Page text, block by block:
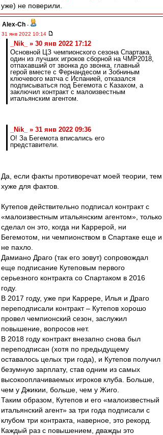
уже) не поверили.
Alex-Ch -
31 янв 2022 10:14
_Nik_ » 30 янв 2022 17:12
Основной ЦЗ чемпионского сезона Спартака,
один из лучших игроков сборной на ЧМР2018,
отпахавший от звонка до звонка, главный
герой вместе с Фернандесом и Зобниным
ключевого матча с Испанией, отказался
подписываться под Бегемота с Казахом, а
заключил контракт с малоизвестным
итальянским агентом.
_Nik_ » 31 янв 2022 09:36
О! За Бегемота вписались его
представители.
Да, если факты противоречат моей теории, тем
хуже для фактов.
Кутепов действительно подписал контракт с
«малоизвестным итальянским агентом», только
сделал он это, когда ни Каррерой, ни
Бегемотом, ни чемпионством в Спартаке еще и
не пахло.
Дамиано Драго (так его зовут) сопровождал
еще подписание Кутеповым первого
серьезного контракта со Спартаком в 2016
году.
В 2017 году, уже при Каррере, Илья и Драго
переподписали контракт – Кутепов хорошо
провел чемпионский сезон, заслужил
повышение, вопросов нет.
В 2018 году контракт внезапно снова был
переподписан (хотя по предыдущему
оставалось целых три года), и Кутепов получил
безумную зарплату, став одним из самых
высокооплачиваемых игроков клуба. Больше,
чем у Джикии, больше, чем у Жиго.
Таким образом, Кутепов и его «малоизвестный
итальянский агент» за три года подписали с
клубом три контракта, наверное, это рекорд.
Каждый раз с повышением, дважды это